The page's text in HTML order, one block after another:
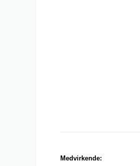
Medvirkende: